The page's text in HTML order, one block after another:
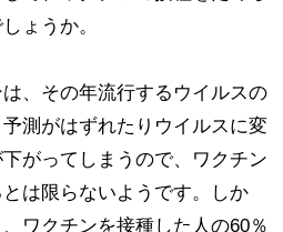
ょうか。
、その年流行するウイルスの
測がはずれたりウイルスに変
がってしまうので、ワクチン
は限らないようです。しか
ワクチンを接種した人の60％